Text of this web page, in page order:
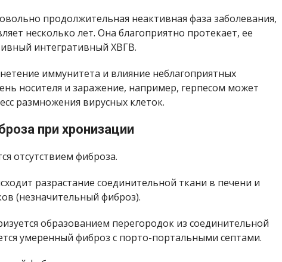
продолжительная неактивная фаза заболевания,
несколько лет. Она благоприятно протекает, ее
интегративный ХВГВ.
иммунитета и влияние неблагоприятных
носителя и заражение, например, герпесом может
размножения вирусных клеток.
при хронизации
отсутствием фиброза.
разрастание соединительной ткани в печени и
(незначительный фиброз).
образованием перегородок из соединительной
умеренный фиброз с порто-портальными септами.